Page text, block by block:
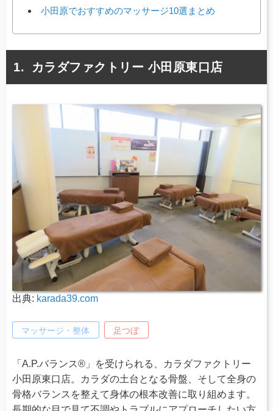
小田原でおすすめのマッサージ10選まとめ
カラダファクトリー 小田原東口店
出典: karada39.com
マッサージ・整体 足つぼ
「A.P.バランス®」を受けられる、カラダファクトリー
小田原東口店。カラダの土台となる骨盤、そして全身の
骨格バランスを整えて身体の根本改善に取り組めます。